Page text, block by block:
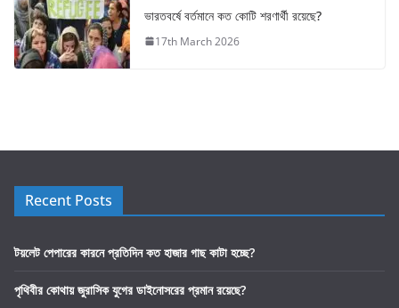
ভারতবর্ষে বর্তমানে কত কোটি শরণার্থী রয়েছে?
17th March 2026
Recent Posts
টয়লেট পেপারের কারনে প্রতিদিন কত হাজার গাছ কাটা হচ্ছে?
পৃথিবীর কোথায় জুরাসিক যুগের ডাইনোসরের প্রমান রয়েছে?